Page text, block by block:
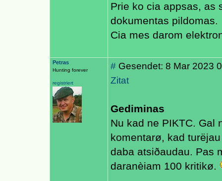
Prie ko cia appsas, as
dokumentas pildomas.
Cia mes darom
Petras
Hunting forever
registriert
# Gesendet: 8 Mar 2023
Zitat
Gediminas
Nu kad ne PIKTC. Gal
komentarø, kad
daba atsiðaudau. Pas
daranèiam 100 kritikø.